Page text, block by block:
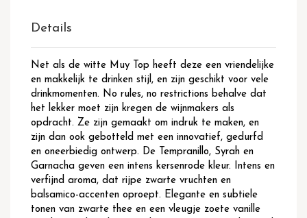
Details
Net als de witte Muy Top heeft deze een vriendelijke
en makkelijk te drinken stijl, en zijn geschikt voor vele
drinkmomenten. No rules, no restrictions behalve dat
het lekker moet zijn kregen de wijnmakers als
opdracht. Ze zijn gemaakt om indruk te maken, en
zijn dan ook gebotteld met een innovatief, gedurfd
en oneerbiedig ontwerp. De Tempranillo, Syrah en
Garnacha geven een intens kersenrode kleur. Intens en
verfijnd aroma, dat rijpe zwarte vruchten en
balsamico-accenten oproept. Elegante en subtiele
tonen van zwarte thee en een vleugje zoete vanille